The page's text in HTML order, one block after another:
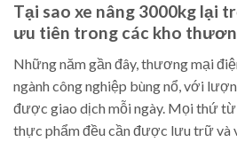
Tại sao xe nâng 3000kg lại
ưu tiên trong các kho
Những năm gần đây, thương mại
ngành công nghiệp bùng nổ, với
được giao dịch mỗi ngày. Mọi thứ
thực phẩm đều cần được lưu trữ và